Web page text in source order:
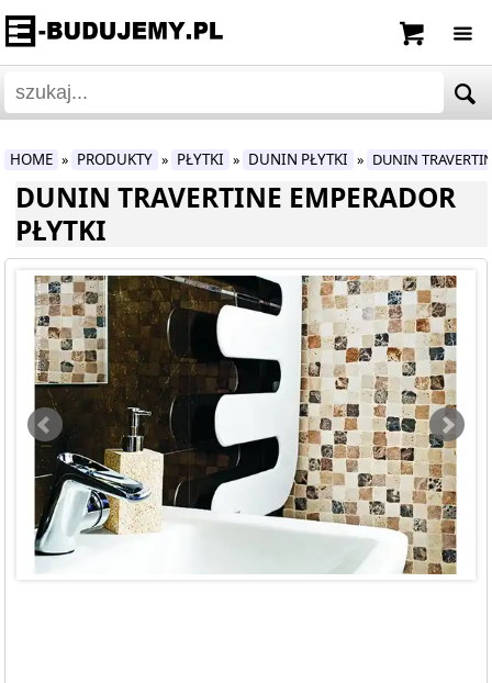
HOME » PRODUKTY » PŁYTKI » DUNIN PŁYTKI » DUNIN
DUNIN TRAVERTINE EMPERADOR
PŁYTKI